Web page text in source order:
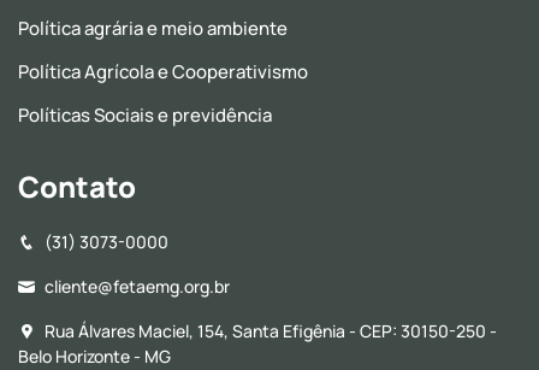
Política agrária e meio ambiente
Política Agrícola e Cooperativismo
Políticas Sociais e previdência
Contato
(31) 3073-0000
cliente@fetaemg.org.br
Rua Álvares Maciel, 154, Santa Efigênia - CEP: 30150-250 -
Belo Horizonte - MG